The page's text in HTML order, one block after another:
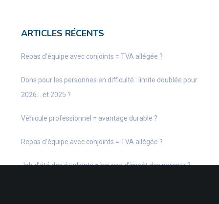
ARTICLES RÉCENTS
Repas d’équipe avec conjoints = TVA allégée ?
Dons pour les personnes en difficulté : limite doublée pour
2026… et 2025 ?
Véhicule professionnel = avantage durable ?
Repas d’équipe avec conjoints = TVA allégée ?
Job d’été des étudiants = hausse d’impôt des parents ?